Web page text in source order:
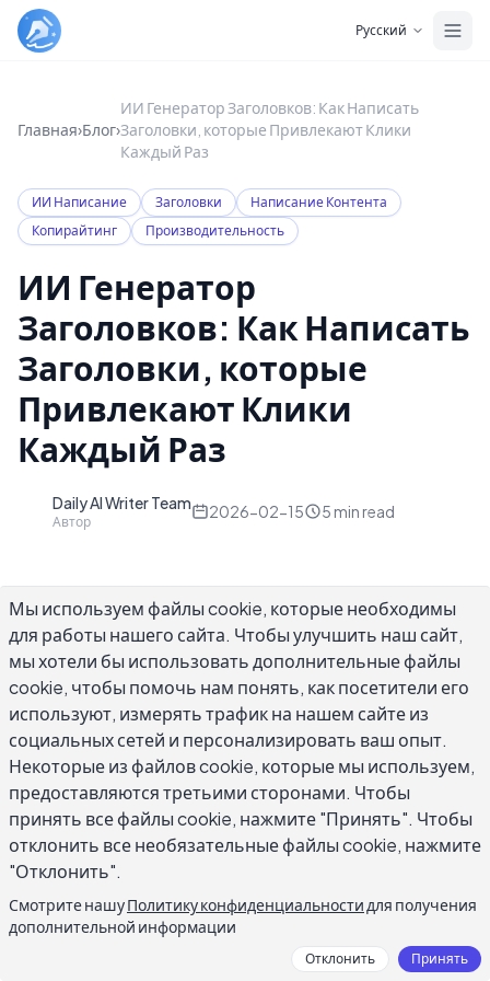
Русский
Главная›Блог›
ИИ Генератор Заголовков: Как Написать
Заголовки, которые Привлекают Клики
Каждый Раз
ИИ Написание Заголовки
Написание Контента
Копирайтинг
Производительность
ИИ Генератор
Заголовков: Как Написать
Заголовки, которые
Привлекают Клики
Каждый Раз
Daily AI Writer Team
Автор
2026-02-15 5 min read
Сильный заголовок — это самая важная
строка, которую вы пишете. Исследования
Content Marketing Institute показывают, что
80% читателей никогда не переходят за
заголовок — ваш заголовок либо получает
клик, либо теряет его. Генератор заголовков
ИИ может помочь вам двигаться быстрее,
тестировать больше вариантов и выйти из
Независимо от того, пишете ли вы сообщения
в блогах, рекламный текст, строки темы
электронной почты или контент в социальных
Мы используем файлы cookie, которые необходимы
для работы нашего сайта. Чтобы улучшить наш сайт,
мы хотели бы использовать дополнительные файлы
cookie, чтобы помочь нам понять, как посетители его
используют, измерять трафик на нашем сайте из
социальных сетей и персонализировать ваш опыт.
Некоторые из файлов cookie, которые мы используем,
предоставляются третьими сторонами. Чтобы
принять все файлы cookie, нажмите "Принять". Чтобы
отклонить все необязательные файлы cookie, нажмите
"Отклонить".
Смотрите нашуПолитику конфиденциальности для получения
дополнительной информации
Отклонить Принять